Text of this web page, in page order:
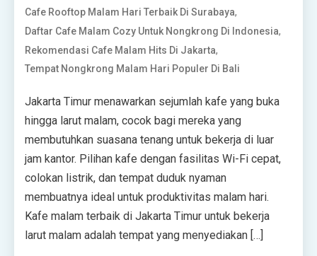
Cafe Rooftop Malam Hari Terbaik Di Surabaya,
Daftar Cafe Malam Cozy Untuk Nongkrong Di Indonesia,
Rekomendasi Cafe Malam Hits Di Jakarta,
Tempat Nongkrong Malam Hari Populer Di Bali
Jakarta Timur menawarkan sejumlah kafe yang buka
hingga larut malam, cocok bagi mereka yang
membutuhkan suasana tenang untuk bekerja di luar
jam kantor. Pilihan kafe dengan fasilitas Wi-Fi cepat,
colokan listrik, dan tempat duduk nyaman
membuatnya ideal untuk produktivitas malam hari.
Kafe malam terbaik di Jakarta Timur untuk bekerja
larut malam adalah tempat yang menyediakan […]